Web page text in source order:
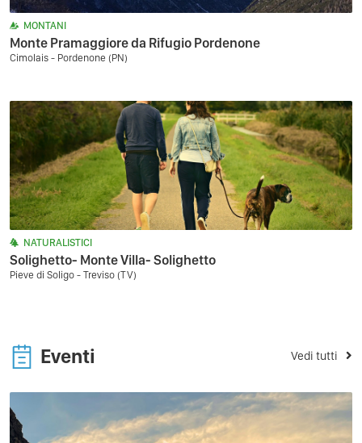
MONTANI
Monte Pramaggiore da Rifugio Pordenone
Cimolais - Pordenone (PN)
NATURALISTICI
Solighetto- Monte Villa- Solighetto
Pieve di Soligo - Treviso (TV)
Eventi Vedi tutti